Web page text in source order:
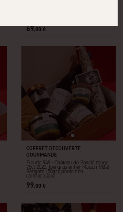
69,00 €
COFFRET DECOUVERTE
GOURMANDE
Fleurie 949 - Château de Poncié rouge
75cl 2022, foie gras entier Maison Vidal
Périgord (50gr); photo non
contractuelle.
99,00 €